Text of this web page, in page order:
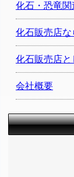
化石・恐竜関
化石販売店な
化石販売店と
会社概要